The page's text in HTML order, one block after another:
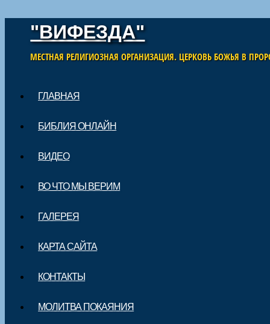
"ВИФЕЗДА"
МЕСТНАЯ РЕЛИГИОЗНАЯ ОРГАНИЗАЦИЯ. ЦЕРКОВЬ БОЖЬЯ В
Main menu
ГЛАВНАЯ
БИБЛИЯ ОНЛАЙН
ВИДЕО
ВО ЧТО МЫ ВЕРИМ
ГАЛЕРЕЯ
КАРТА САЙТА
КОНТАКТЫ
МОЛИТВА ПОКАЯНИЯ